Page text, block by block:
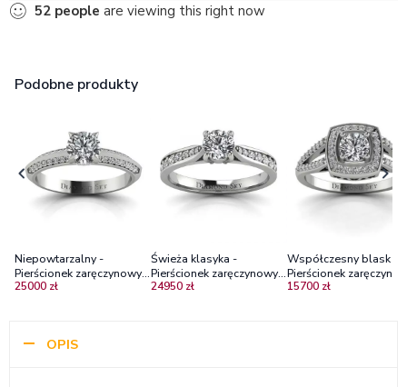
52 people are viewing this right now
Podobne produkty
Niepowtarzalny -
Pierścionek zaręczynowy z
białego złota z
25000 zł
Świeża klasyka -
Pierścionek zaręczynowy z
białego złota z brylantami
24950 zł
Współczesny blask -
Pierścionek
białego złota z
15700 zł
OPIS